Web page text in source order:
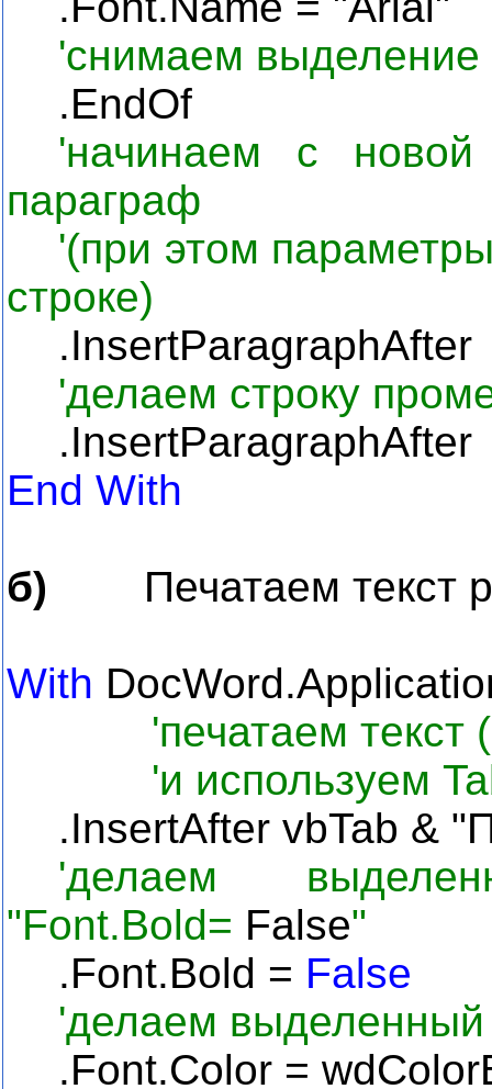
'снимаем выделение
.EndOf
'начинаем с
параграф
'(при этом
строке)
.InsertParagraphAfter
'делаем строку
.InsertParagraphAfter
End With
б) Печатаем текст
With
'печатаем
'и используем
.InsertAfter vbTab &
'делаем
"Font.Bold= False"
.Font.Bold = False
'делаем выделенный
.Font.Color =